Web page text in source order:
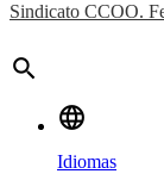
Sindicato CCOO.
search
language
Idiomas